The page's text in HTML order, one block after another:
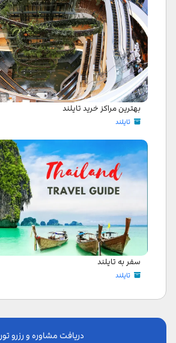
بهترین مراکز خرید تایلند
تایلند
سفر به تایلند
تایلند
دریافت مشاوره و رزرو تور